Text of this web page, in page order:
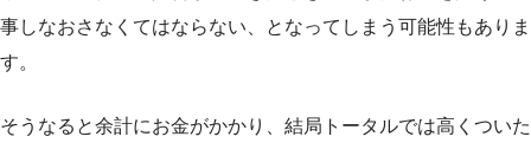
事しなおさなくてはならない、となってしまう可能性もありま
す。
そうなると余計にお金がかかり、結局トータルでは高くついた